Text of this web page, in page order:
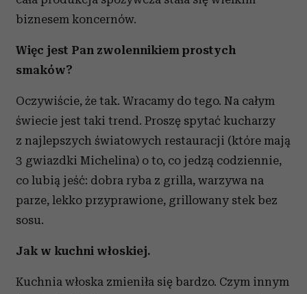
biznesem koncernów.
Więc jest Pan zwolennikiem prostych
smaków?
Oczywiście, że tak. Wracamy do tego. Na całym
świecie jest taki trend. Proszę spytać kucharzy
z najlepszych światowych restauracji (które mają
3 gwiazdki Michelina) o to, co jedzą codziennie,
co lubią jeść: dobra ryba z grilla, warzywa na
parze, lekko przyprawione, grillowany stek bez
sosu.
Jak w kuchni włoskiej.
Kuchnia włoska zmieniła się bardzo. Czym innym